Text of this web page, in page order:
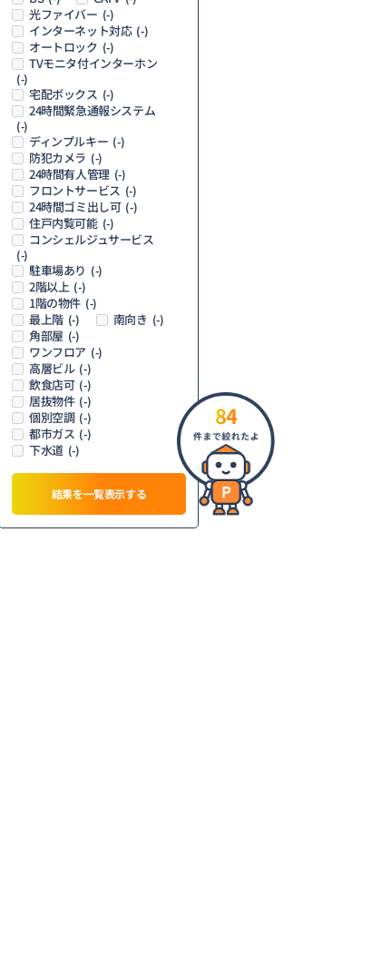
光ファイバー (-)
インターネット対応 (-)
オートロック (-)
TVモニタ付インターホン
(-)
宅配ボックス (-)
24時間緊急通報システム
(-)
ディンプルキー (-)
防犯カメラ (-)
24時間有人管理 (-)
フロントサービス (-)
24時間ゴミ出し可 (-)
住戸内覧可能 (-)
コンシェルジュサービス
(-)
駐車場あり (-)
2階以上 (-)
1階の物件 (-)
最上階 (-) 南向き (-)
角部屋 (-)
ワンフロア (-)
高層ビル (-)
飲食店可 (-)
居抜物件 (-)
個別空調 (-)
都市ガス (-)
下水道 (-)
結果を一覧表示する
84